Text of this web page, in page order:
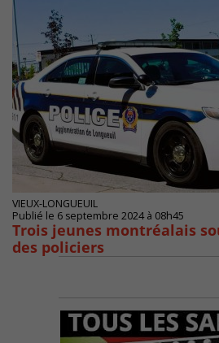
VIEUX-LONGUEUIL
Publié le 6 septembre 2024 à 08h45
Trois jeunes montréalais
des policiers